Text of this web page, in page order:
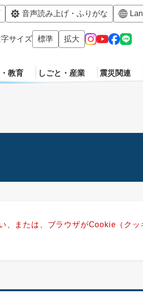
を飛ばして本文へ
音声読み上げ・ふりがな
サイズ 標準 拡大
教育 しごと・産業 震災関連
または、ブラウザがCookie（ク